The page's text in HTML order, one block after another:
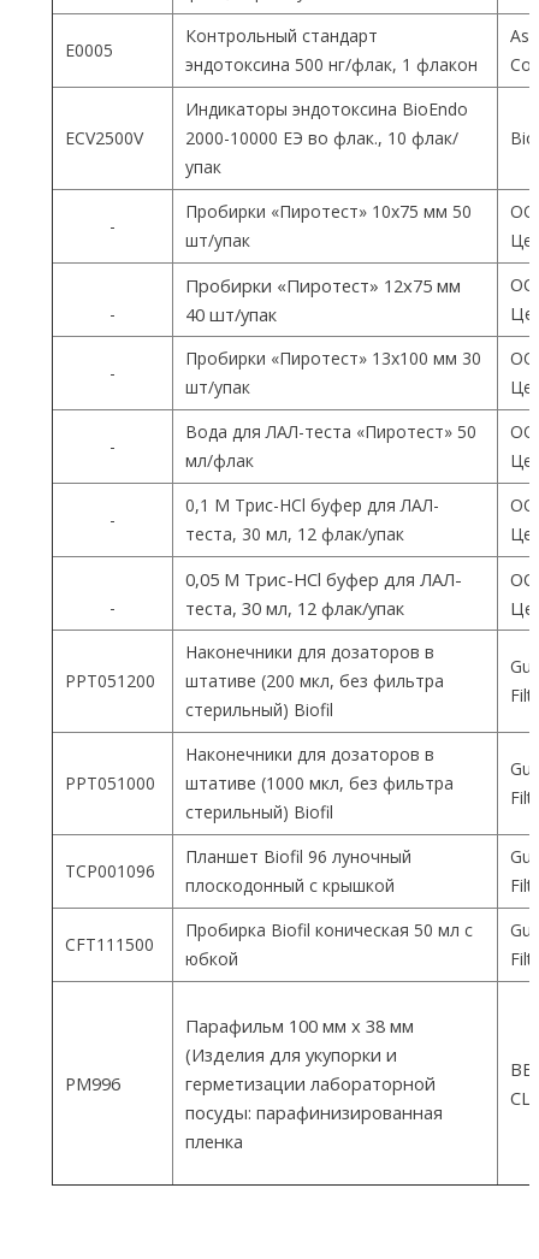
E0005
Контрольный стандарт
эндотоксина 500 нг/флак, 1 флакон
ECV2500V
Индикаторы эндотоксина BioEndo
2000-10000 ЕЭ во флак., 10 флак/
упак
-
Пробирки «Пиротест» 10х75 мм 50
шт/упак
-
Пробирки «Пиротест» 12х75 мм
40 шт/упак
-
Пробирки «Пиротест» 13х100 мм 30
шт/упак
-
Вода для ЛАЛ-теста «Пиротест» 50
мл/флак
-
0,1 М Трис-HCl буфер для ЛАЛ-
теста, 30 мл, 12 флак/упак
-
0,05 М Трис-HCl буфер для ЛАЛ-
теста, 30 мл, 12 флак/упак
PPT051200
Наконечники для дозаторов в
штативе (200 мкл, без фильтра
стерильный) Biofil
PPT051000
Наконечники для дозаторов в
штативе (1000 мкл, без фильтра
стерильный) Biofil
TCP001096
Планшет Biofil 96 луночный
плоскодонный с крышкой
CFT111500
Пробирка Biofil коническая 50 мл с
юбкой
PM996
Парафильм 100 мм х 38 мм
(Изделия для укупорки и
герметизации лабораторной
посуды: парафинизированная
пленка